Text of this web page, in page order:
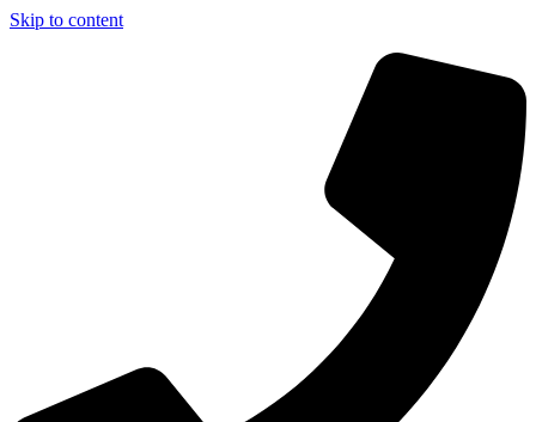
Skip to content